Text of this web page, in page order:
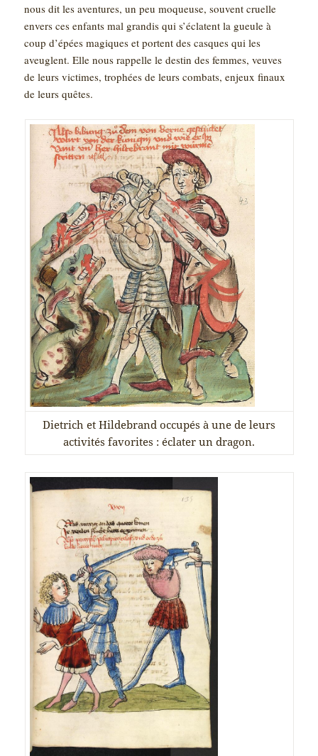
nous dit les aventures, un peu moqueuse, souvent cruelle
envers ces enfants mal grandis qui s’éclatent la gueule à
coup d’épées magiques et portent des casques qui les
aveuglent. Elle nous rappelle le destin des femmes, veuves
de leurs victimes, trophées de leurs combats, enjeux finaux
de leurs quêtes.
Dietrich et Hildebrand occupés à une de leurs
activités favorites : éclater un dragon.